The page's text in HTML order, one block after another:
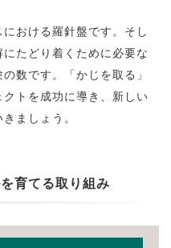
おける羅針盤です。そし
たどり着くために必要な
数です。「かじを取る」
トを成功に導き、新しい
ましょう。
育てる取り組み